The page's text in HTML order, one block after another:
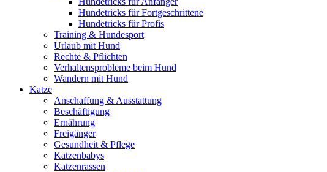
Hundetricks für Fortgeschrittene
Hundetricks für Profis
Training & Hundesport
Urlaub mit Hund
Rechte & Pflichten
Verhaltensprobleme beim Hund
Wandern mit Hund
Katze
Anschaffung & Ausstattung
Beschäftigung
Ernährung
Freigänger
Gesundheit & Pflege
Katzenbabys
Katzenrassen